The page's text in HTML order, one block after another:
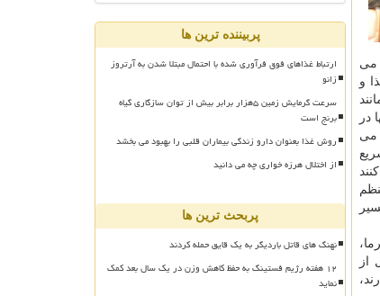
می
و
در
می
از
پربیننده ترین ها
ارتباط غذاهای فوق فرآوری شده با احتمال مبتلا شدن به آرتروز
زانو
سرعت گرمایش زمین ۵هزار برابر بیش از توان سازگاری گیاه
برنج است
روش غذا بعنوان دارو زندگی بیماران قلبی را بهبود می بخشد
از اختلال هرزه خواری چه می دانید
پربحث ترین ها
نهنگ های قاتل باردیگر به یک قایق حمله کردند
۱۲ هفته رژیم فستینگ به حفظ کاهش وزن در یک سال بعد کمک
نماید